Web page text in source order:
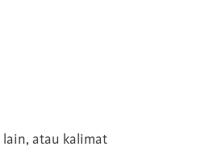
lain, atau kalimat